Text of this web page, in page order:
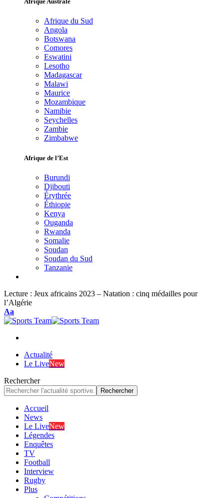
Afrique du Sud
Angola
Botswana
Comores
Eswatini
Lesotho
Madagascar
Malawi
Maurice
Mozambique
Namibie
Seychelles
Zambie
Zimbabwe
Afrique de l’Est
Burundi
Djibouti
Érythrée
Éthiopie
Kenya
Ouganda
Rwanda
Somalie
Soudan
Soudan du Sud
Tanzanie
Lecture : Jeux africains 2023 – Natation : cinq médailles pour
l’Algérie
Font
Resizer
Aa
Actualité
Le LiveNew
Rechercher
Accueil
News
Le LiveNew
Légendes
Enquêtes
TV
Football
Interview
Rugby
Plus